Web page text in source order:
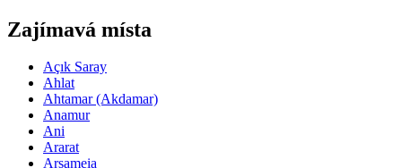
Zajímavá místa
Açık Saray
Ahlat
Ahtamar (Akdamar)
Anamur
Ani
Ararat
Arsameia